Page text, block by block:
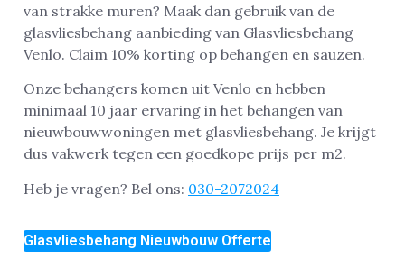
van strakke muren? Maak dan gebruik van de
glasvliesbehang aanbieding van Glasvliesbehang
Venlo. Claim 10% korting op behangen en sauzen.
Onze behangers komen uit Venlo en hebben
minimaal 10 jaar ervaring in het behangen van
nieuwbouwwoningen met glasvliesbehang. Je krijgt
dus vakwerk tegen een goedkope prijs per m2.
Heb je vragen? Bel ons: 030-2072024
Glasvliesbehang Nieuwbouw Offerte